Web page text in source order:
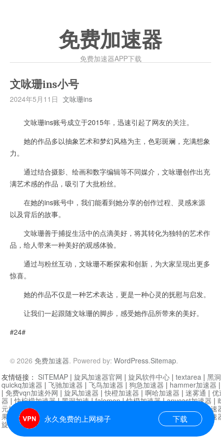
免费加速器
免费加速器APP下载
文咏珊ins小号
2024年5月11日 文咏珊ins
文咏珊ins账号成立于2015年，迅速引起了网友的关注。
她的作品多以抽象艺术和梦幻风格为主，色彩斑斓，充满想象
力。
通过结合摄影、绘画和数字编辑等不同媒介，文咏珊创作出充
满艺术感的作品，吸引了大批粉丝。
在她的ins账号中，我们能看到她分享的创作过程、灵感来源
以及背后的故事。
文咏珊善于捕捉生活中的点滴美好，将其转化为独特的艺术作
品，给人带来一种美好的观感体验。
通过与粉丝互动，文咏珊不断探索和创新，为大家呈现出更多
惊喜。
她的作品不仅是一种艺术表达，更是一种心灵的抚慰与启发。
让我们一起跟随文咏珊的脚步，感受她作品所带来的美好。
#24#
© 2026 免费加速器. Powered by: WordPress.Sitemap.
永久免费的上网梯子 下载
友情链接： SITEMAP | 旋风加速器官网 | 旋风软件中心 | textarea | 黑
quickq加速器 | 飞驰加速器 | 飞鸟加速器 | 狗急加速器 | hammer加速器
| 免费vqn加速外网 | 旋风加速器 |快橙加速器 | 啊哈加速器 | 迷雾通 | 优
器 |快柠檬加速器|黑洞加速|falemon|快橙加速器|anycast加速器 |
元机场加速器
小牛加速
果加速器|黑洞加速|银河加速器|猎豹加速器 海鸥加速器|
芒果加速
旋风加速器度器|哔咔漫画|PicACG